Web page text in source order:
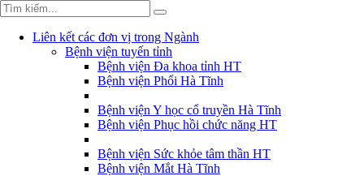
Liên kết các đơn vị trong Ngành
Bệnh viện tuyến tỉnh
Bệnh viện Đa khoa tỉnh HT
Bệnh viện Phổi Hà Tĩnh
Bệnh viện Y học cổ truyền Hà Tĩnh
Bệnh viện Phục hồi chức năng HT
Bệnh viện Sức khỏe tâm thần HT
Bệnh viện Mắt Hà Tĩnh